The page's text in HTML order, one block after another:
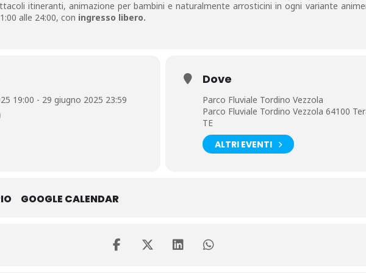
itineranti, animazione per bambini e naturalmente arrosticini in ogni variante
alle 24:00, con ingresso libero.
19:00 - 29 giugno 2025 23:59
Dove
Parco Fluviale Tordino Vezzola
Parco Fluviale Tordino Vezzola 64100
TE
ALTRI EVENTI
GOOGLE CALENDAR